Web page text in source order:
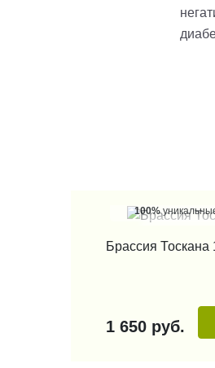
100%
Брассия Тоскана
1 650 руб.